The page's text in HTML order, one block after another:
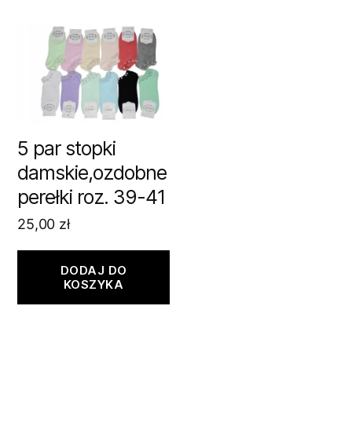
5 par stopki
damskie,ozdobne
perełki roz. 39-41
25,00 zł
DODAJ DO
KOSZYKA